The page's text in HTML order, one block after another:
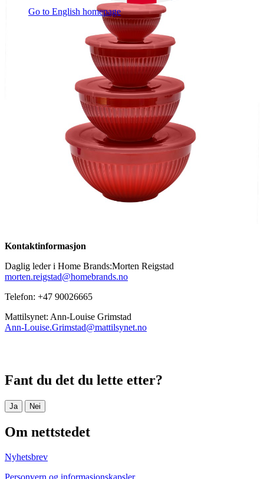
Go to English homepage
Kontaktinformasjon
Daglig leder i Home Brands:Morten Reigstad
morten.reigstad@homebrands.no
Telefon: +47 90026665
Mattilsynet: Ann-Louise Grimstad
Ann-Louise.Grimstad@mattilsynet.no
Fant du det du lette etter?
Ja Nei
Om nettstedet
Nyhetsbrev